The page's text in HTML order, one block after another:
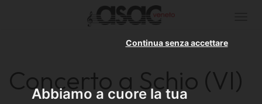
Abbiamo a cuore la tua
Continua senza accettare
Concerto a Schio (VI)